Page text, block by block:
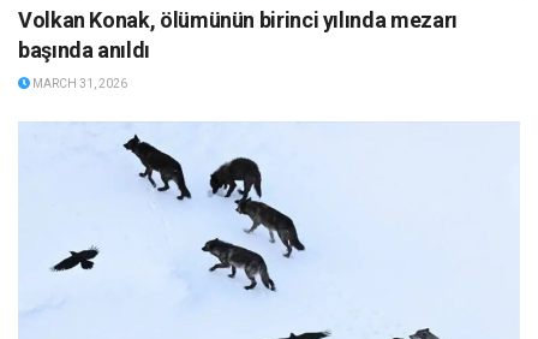
Volkan Konak, ölümünün birinci yılında mezarı
başında anıldı
MARCH 31, 2026